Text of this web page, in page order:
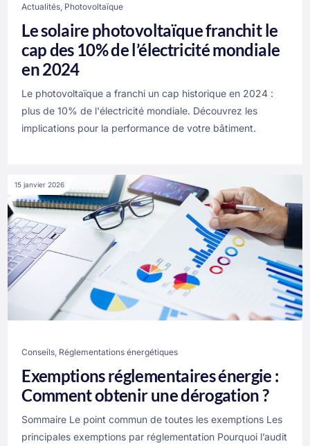
Actualités Photovoltaïque
Le solaire photovoltaïque franchit le
cap des 10% de l’électricité mondiale
en 2024
Le photovoltaïque a franchi un cap historique en 2024 :
plus de 10% de l'électricité mondiale. Découvrez les
implications pour la performance de votre bâtiment.
15 janvier 2026
Conseils Réglementations énergétiques
Exemptions réglementaires énergie :
Comment obtenir une dérogation ?
Sommaire Le point commun de toutes les exemptions Les
principales exemptions par réglementation Pourquoi l’audit